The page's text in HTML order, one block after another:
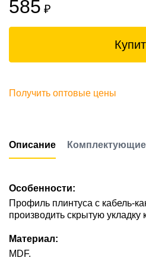
585 ₽
Получить оптовые цены
Описание Комплектующие
Особенности:
Профиль плинтуса с кабель-
производить скрытую укладку
Материал:
MDF.